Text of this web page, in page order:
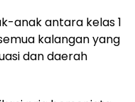
anak antara kelas 1
kalangan yang
dan daerah